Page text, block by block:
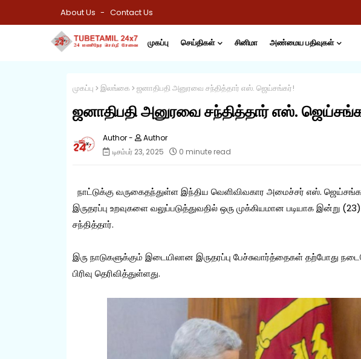
About Us Contact Us
முகப்பு செய்திகள் சினிமா அண்மைய பதிவுகள்
முகப்பு இலங்கை ஜனாதிபதி அனுரவை சந்தித்தார் எஸ். ஜெய்சங்கர்!
ஜனாதிபதி அனுரவை சந்தித்தார் எஸ்.
Author
டிசம்பர் 23, 2025
0 minute read
நாட்டுக்கு வருகைதந்துள்ள இந்திய வெளிவிவகார அமைச்சர் எஸ்.
இருதரப்பு உறவுகளை வலுப்படுத்துவதில் ஒரு முக்கியமான படியாக இன்று
சந்தித்தார்.
இரு நாடுகளுக்கும் இடையிலான இருதரப்பு பேச்சுவார்த்தைகள் தற்போது
பிரிவு தெரிவித்துள்ளது.